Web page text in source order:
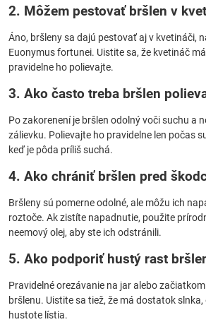
2. Môžem pestovať bršlen v
Áno, bršleny sa dajú pestovať aj v kvetináči,
Euonymus fortunei. Uistite sa, že kvetináč
pravidelne ho polievajte.
3. Ako často treba bršlen
Po zakorenení je bršlen odolný voči suchu a
zálievku. Polievajte ho pravidelne len počas
keď je pôda príliš suchá.
4. Ako chrániť bršlen pred
Bršleny sú pomerne odolné, ale môžu ich
roztoče. Ak zistíte napadnutie, použite
neemový olej, aby ste ich odstránili.
5. Ako podporiť hustý rast
Pravidelné orezávanie na jar alebo
bršlenu. Uistite sa tiež, že má dostatok
hustote lístia.